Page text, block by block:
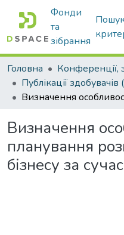
Фонди
та
зібрання
Головна
Визначення
планування
бізнесу за